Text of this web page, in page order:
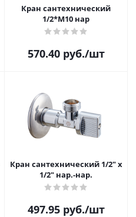
Кран сантехнический
1/2*M10 нар
570.40руб./шт
Кран сантехнический 1/2" х
1/2" нар.-нар.
497.95руб./шт